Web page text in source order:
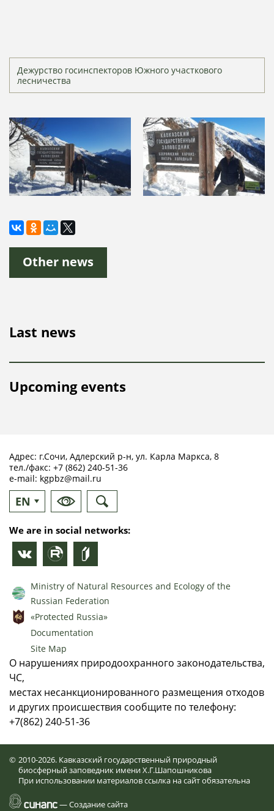
Дежурство госинспекторов Южного участкового
лесничества
Other news
Last news
Upcoming events
Адрес: г.Сочи, Адлерский р-н, ул. Карла Маркса, 8
тел./факс: +7 (862) 240-51-36
e-mail: kgpbz@mail.ru
EN
RU
We are in social networks:
Ministry of Natural Resources and Ecology of the
Russian Federation
«Protected Russia»
Documentation
Site Map
О нарушениях природоохранного законодательства,
ЧС,
местах несанкционированного размещения отходов
и других происшествия сообщите по телефону:
+7(862) 240-51-36
© 2010-2026. Кавказский государственный природный
биосферный заповедник имени Х.Г.Шапошникова
При использовании материалов ссылка на сайт обязательна
—Создание сайта